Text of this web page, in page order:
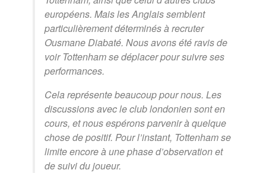
européens. Mais les Anglais semblent
particulièrement déterminés à recruter
Ousmane Diabaté. Nous avons été ravis de
voir Tottenham se déplacer pour suivre ses
performances.
Cela représente beaucoup pour nous. Les
discussions avec le club londonien sont en
cours, et nous espérons parvenir à quelque
chose de positif. Pour l’instant, Tottenham se
limite encore à une phase d’observation et
de suivi du joueur.